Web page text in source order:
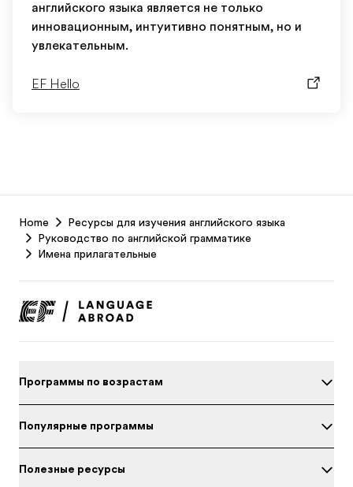
английского языка является не только
инновационным, интуитивно понятным, но и
увлекательным.
EF Hello
Footer
Home
Ресурсы для изучения английского языка
Руководство по английской грамматике
Имена прилагательные
Программы по возрастам
Популярные программы
Полезные ресурсы